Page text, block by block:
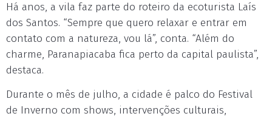
Há anos, a vila faz parte do roteiro da ecoturista Laís
dos Santos. “Sempre que quero relaxar e entrar em
contato com a natureza, vou lá”, conta. “Além do
charme, Paranapiacaba fica perto da capital paulista”,
destaca.
Durante o mês de julho, a cidade é palco do Festival
de Inverno com shows, intervenções culturais,